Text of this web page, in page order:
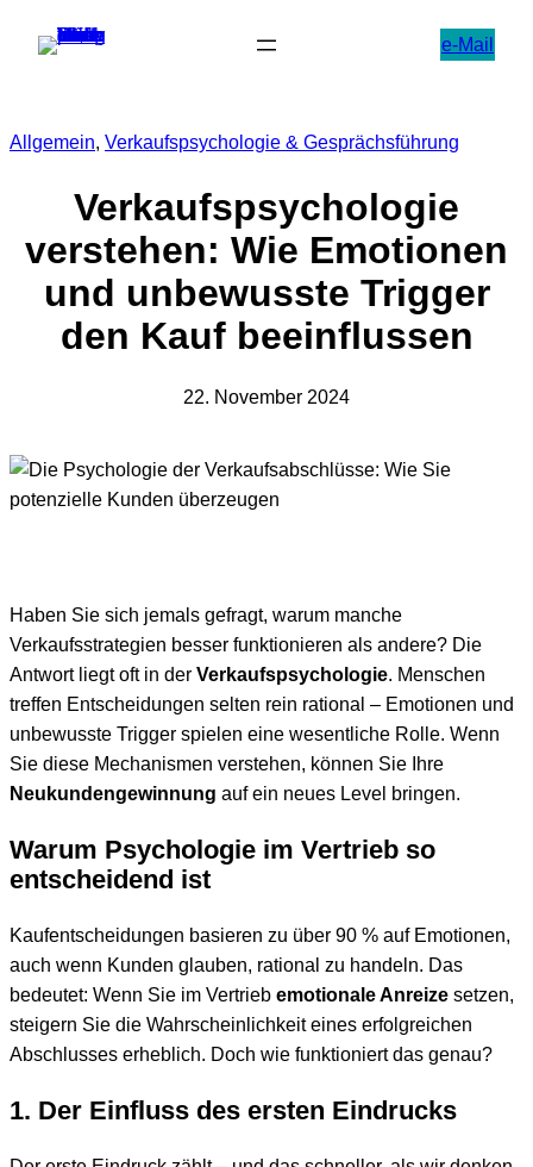
Inhalt
e-Mail
Allgemein, Verkaufspsychologie & Gesprächsführung
Verkaufspsychologie
verstehen: Wie Emotionen
und unbewusste Trigger
den Kauf beeinflussen
22. November 2024
Haben Sie sich jemals gefragt, warum manche
Verkaufsstrategien besser funktionieren als andere? Die
Antwort liegt oft in der Verkaufspsychologie. Menschen
treffen Entscheidungen selten rein rational – Emotionen und
unbewusste Trigger spielen eine wesentliche Rolle. Wenn
Sie diese Mechanismen verstehen, können Sie Ihre
Neukundengewinnung auf ein neues Level bringen.
Warum Psychologie im Vertrieb so
entscheidend ist
Kaufentscheidungen basieren zu über 90 % auf Emotionen,
auch wenn Kunden glauben, rational zu handeln. Das
bedeutet: Wenn Sie im Vertrieb emotionale Anreize setzen,
steigern Sie die Wahrscheinlichkeit eines erfolgreichen
Abschlusses erheblich. Doch wie funktioniert das genau?
1. Der Einfluss des ersten Eindrucks